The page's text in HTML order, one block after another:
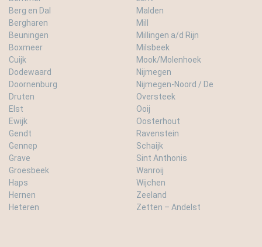
Berg en Dal
Bergharen
Beuningen
Boxmeer
Cuijk
Dodewaard
Doornenburg
Druten
Elst
Ewijk
Gendt
Gennep
Grave
Groesbeek
Haps
Hernen
Heteren
Malden
Mill
Millingen a/d Rijn
Milsbeek
Mook/Molenhoek
Nijmegen
Nijmegen-Noord / De
Oversteek
Ooij
Oosterhout
Ravenstein
Schaijk
Sint Anthonis
Wanroij
Wijchen
Zeeland
Zetten – Andelst